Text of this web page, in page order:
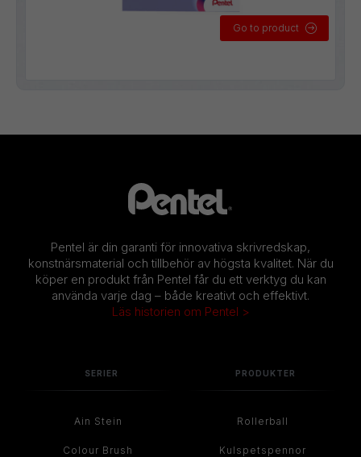
Go to product
Pentel är din garanti för innovativa skrivredskap,
konstnärsmaterial och tillbehör av högsta kvalitet. När du
köper en produkt från Pentel får du ett verktyg du kan
använda varje dag – både kreativt och effektivt.
Läs historien om Pentel >
SERIER
Ain Stein
Colour Brush
PRODUKTER
Rollerball
Kulspetspennor